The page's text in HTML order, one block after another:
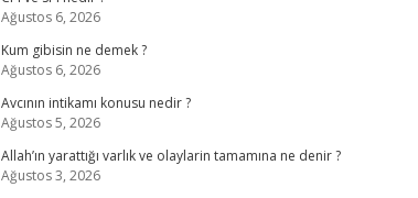
Ağustos 6, 2026
Kum gibisin ne demek ?
Ağustos 6, 2026
Avcının intikamı konusu nedir ?
Ağustos 5, 2026
Allah’ın yarattığı varlık ve olaylarin tamamına ne denir ?
Ağustos 3, 2026